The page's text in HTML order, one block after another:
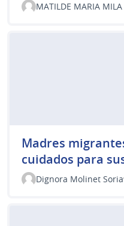
MATILDE MARIA
Madres
cuidados para
Dignora Molinet Soria